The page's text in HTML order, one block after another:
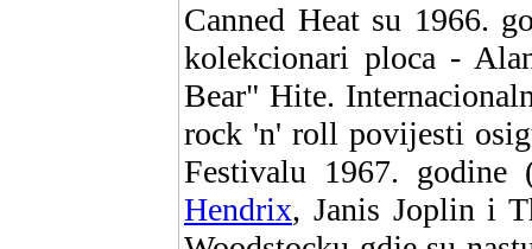
Canned Heat su 1966.
kolekcionari ploca -
Bear" Hite.
rock 'n' roll povijesti
Festivalu 1967.
Hendrix, Janis Joplin i